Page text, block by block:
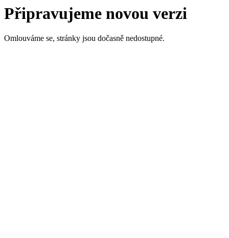
Připravujeme novou verzi
Omlouváme se, stránky jsou dočasně nedostupné.